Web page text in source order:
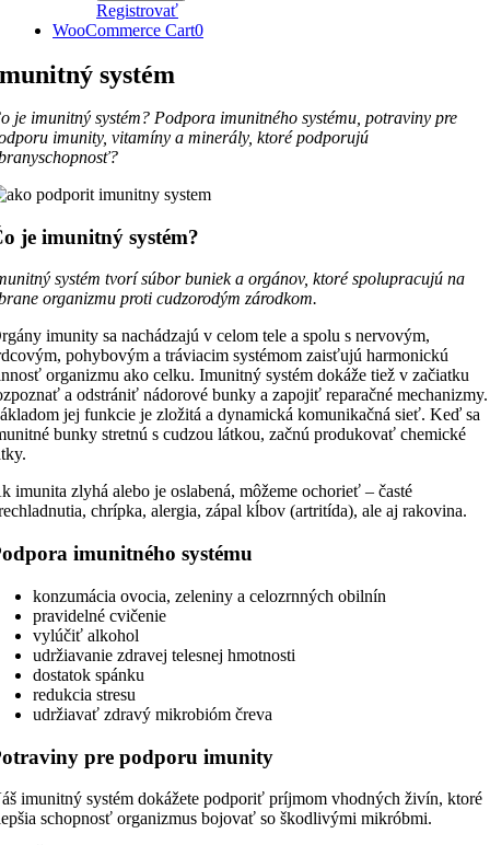
Registrovať
WooCommerce Cart0
systém
je imunitný systém? Podpora imunitného systému, potraviny pre
imunity, vitamíny a minerály, ktoré podporujú
je imunitný systém?
systém tvorí súbor buniek a orgánov, ktoré spolupracujú na
organizmu proti cudzorodým zárodkom.
imunity sa nachádzajú v celom tele a spolu s nervovým,
pohybovým a tráviacim systémom zaisťujú harmonickú
organizmu ako celku. Imunitný systém dokáže tiež v začiatku
a odstrániť nádorové bunky a zapojiť reparačné mechanizmy.
jej funkcie je zložitá a dynamická komunikačná sieť. Keď sa
bunky stretnú s cudzou látkou, začnú produkovať chemické
imunita zlyhá alebo je oslabená, môžeme ochorieť – časté
chrípka, alergia, zápal kĺbov (artritída), ale aj rakovina.
imunitného systému
konzumácia ovocia, zeleniny a celozrnných obilnín
pravidelné cvičenie
vylúčiť alkohol
udržiavanie zdravej telesnej hmotnosti
dostatok spánku
redukcia stresu
udržiavať zdravý mikrobióm čreva
pre podporu imunity
imunitný systém dokážete podporiť príjmom vhodných živín, ktoré
schopnosť organizmus bojovať so škodlivými mikróbmi.